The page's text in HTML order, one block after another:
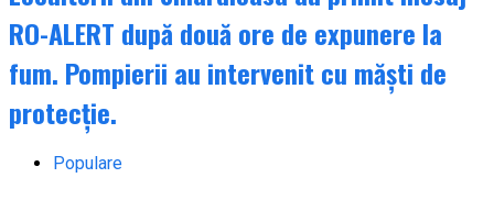
RO-ALERT după două ore de expunere la
fum. Pompierii au intervenit cu măști de
protecție.
Populare